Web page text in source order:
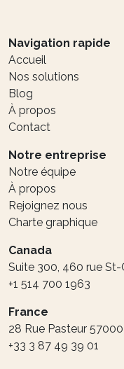
Navigation rapide
Accueil
Nos solutions
Blog
À propos
Contact
Notre entreprise
Notre équipe
À propos
Rejoignez nous
Charte graphique
Canada
Suite 300, 460 rue St-
+1 514 700 1963
France
28 Rue Pasteur
+33 3 87 49 39 01